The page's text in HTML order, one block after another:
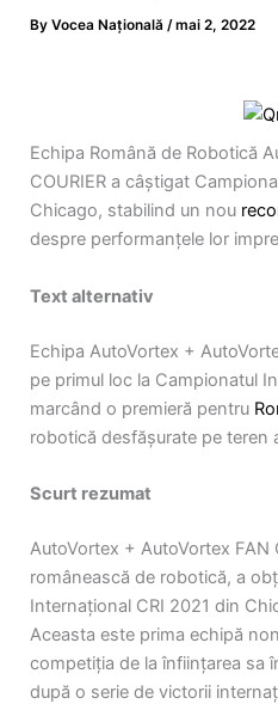
By Vocea Națională /mai 2, 2022
Echipa Română de Robotică
COURIER a câștigat
Chicago, stabilind un nou
despre performanțele lor
Text alternativ
Echipa AutoVortex +
pe primul loc la Campionatul
marcând o premieră pentru
robotică desfășurate pe teren
Scurt rezumat
AutoVortex + AutoVortex FAN
românească de robotică, a
Internațional CRI 2021 din
Aceasta este prima echipă
competiția de la înființarea sa
după o serie de victorii